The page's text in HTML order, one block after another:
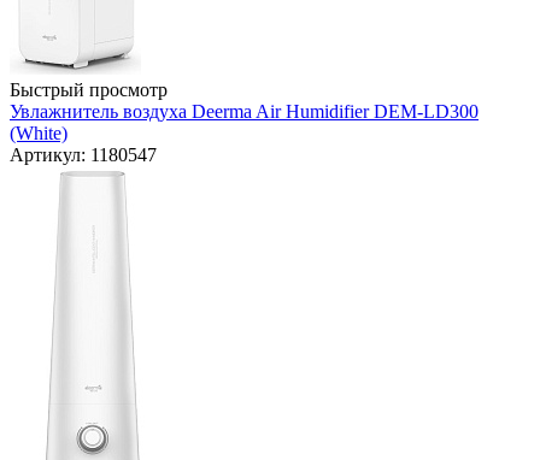
Быстрый просмотр
Увлажнитель воздуха Deerma Air Humidifier DEM-LD300
(White)
Артикул: 1180547